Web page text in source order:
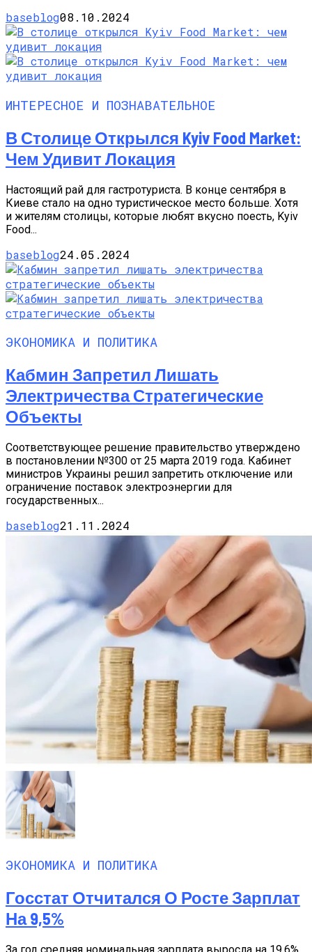
baseblog08.10.2024
ИНТЕРЕСНОЕ И ПОЗНАВАТЕЛЬНОЕ
В Столице Открылся Kyiv Food Market:
Чем Удивит Локация
Настоящий рай для гастротуриста. В конце сентября в
Киеве стало на одно туристическое место больше. Хотя
и жителям столицы, которые любят вкусно поесть, Kyiv
Food...
baseblog24.05.2024
ЭКОНОМИКА И ПОЛИТИКА
Кабмин Запретил Лишать
Электричества Стратегические
Объекты
Соответствующее решение правительство утверждено
в постановлении №300 от 25 марта 2019 года. Кабинет
министров Украины решил запретить отключение или
ограничение поставок электроэнергии для
государственных...
baseblog21.11.2024
ЭКОНОМИКА И ПОЛИТИКА
Госстат Отчитался О Росте Зарплат
На 9,5%